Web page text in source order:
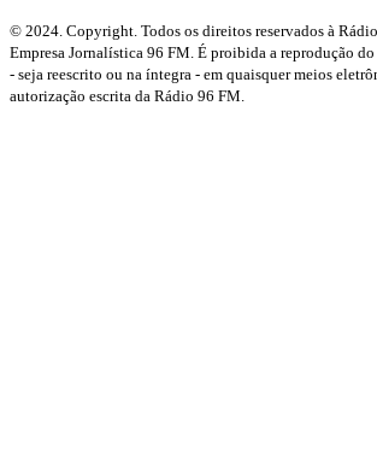
© 2024. Copyright. Todos os direitos reservados à
Empresa Jornalística 96 FM. É proibida a reprodução
- seja reescrito ou na íntegra - em quaisquer meios
autorização escrita da Rádio 96 FM.